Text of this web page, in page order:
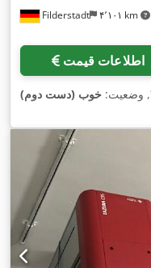
Filderstadt ۴٬۱۰۱ km
اطلاعات قیمت
, وضعیت: خوب (دست دوم)